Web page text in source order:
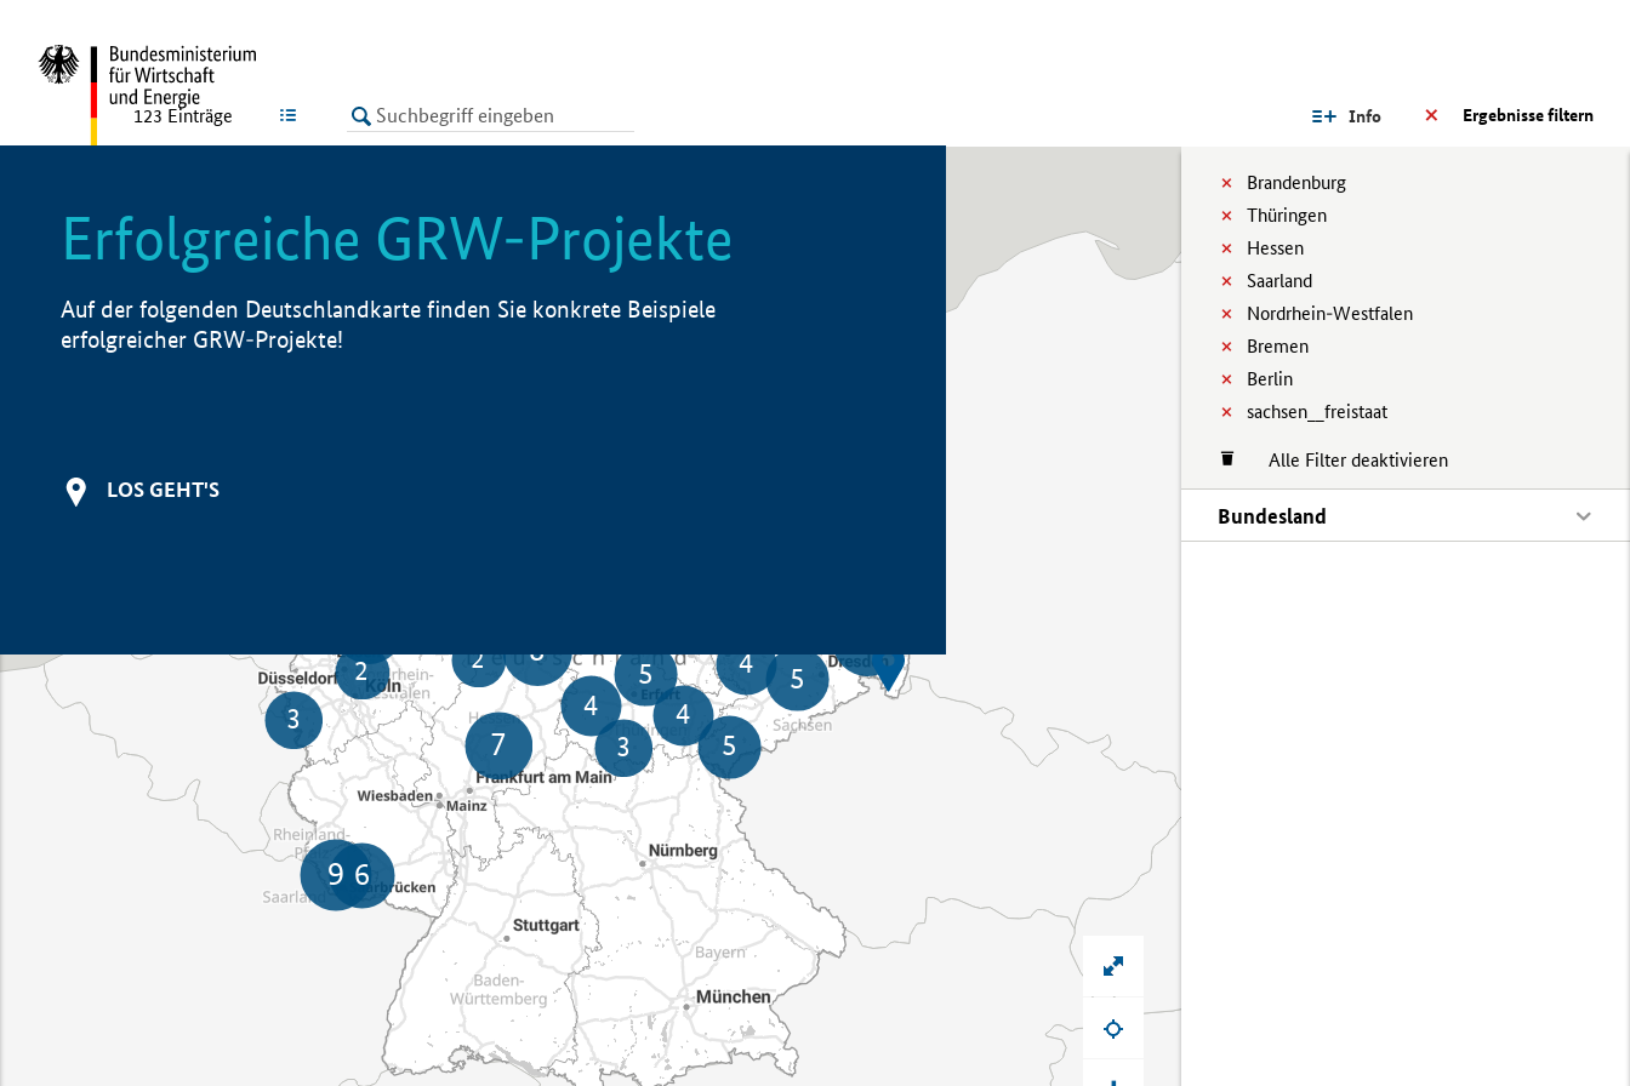
LISTE Ergebnisse filtern
Info
Brandenburg
Thüringen
Hessen
Saarland
Nordrhein-Westfalen
Bremen
Berlin
sachsen__freistaat
Alle Filter deaktivieren
Bundesland
123 Einträge
Erfolgreiche GRW-Projekte
Auf der folgenden Deutschlandkarte finden Sie konkrete Beispiele
erfolgreicher GRW-Projekte!
LOS GEHT'S